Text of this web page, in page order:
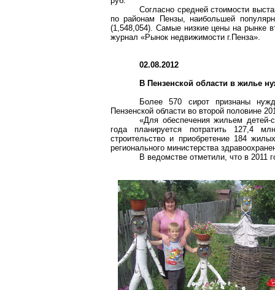
Согласно средней стоимости
по районам Пензы, наибольшей
(1,548,054). Самые низкие цены на рынке
журнал «Рынок недвижимости г.Пенза».
02.08.2012
В Пензенской области в жилье
Более 570 сирот признаны
Пензенской области во второй половине
«Для обеспечения жильем детей-
года планируется потратить 127,4
строительство и приобретение 184
регионального министерства
В ведомстве отметили, что в 2011